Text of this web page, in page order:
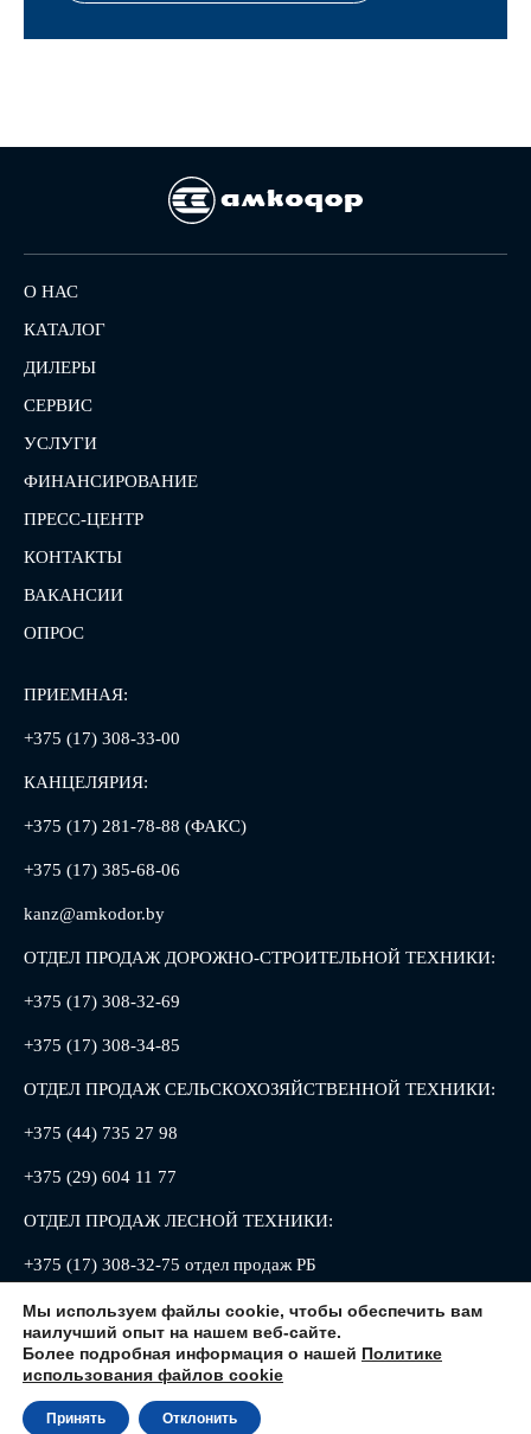
О НАС
КАТАЛОГ
ДИЛЕРЫ
СЕРВИС
УСЛУГИ
ФИНАНСИРОВАНИЕ
ПРЕСС-ЦЕНТР
КОНТАКТЫ
ВАКАНСИИ
ОПРОС
ПРИЕМНАЯ:
+375 (17) 308-33-00
КАНЦЕЛЯРИЯ:
+375 (17) 281-78-88 (ФАКС)
+375 (17) 385-68-06
kanz@amkodor.by
ОТДЕЛ ПРОДАЖ ДОРОЖНО-СТРОИТЕЛЬНОЙ ТЕХНИКИ:
+375 (17) 308-32-69
+375 (17) 308-34-85
ОТДЕЛ ПРОДАЖ СЕЛЬСКОХОЗЯЙСТВЕННОЙ ТЕХНИКИ:
+375 (44) 735 27 98
+375 (29) 604 11 77
ОТДЕЛ ПРОДАЖ ЛЕСНОЙ ТЕХНИКИ:
+375 (17) 308-32-75 отдел продаж РБ
+375 (17) 308-32-88 отдел продаж РФ
Мы используем файлы cookie, чтобы обеспечить вам
наилучший опыт на нашем веб-сайте.
Более подробная информация о нашей Политике
использования файлов cookie
Принять Отклонить